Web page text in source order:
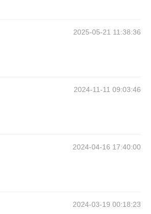
2025-05-21 11:38:36
2024-11-11 09:03:46
2024-04-16 17:40:00
2024-03-19 00:18:23